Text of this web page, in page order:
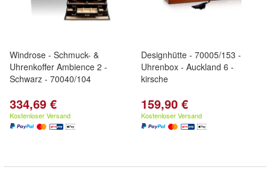
Windrose - Schmuck- &
Uhrenkoffer Ambience 2 -
Schwarz - 70040/104
334,69 €
Kostenloser Versand
Designhütte - 70005/153 -
Uhrenbox - Auckland 6 -
kirsche
159,90 €
Kostenloser Versand